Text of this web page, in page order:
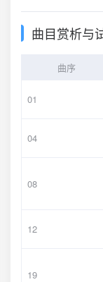
曲目赏析与
曲序
01
04
08
12
19